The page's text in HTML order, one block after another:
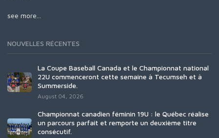
see more...
NOUVELLES RÉCENTES
La Coupe Baseball Canada et le Championnat national
22U commenceront cette semaine à Tecumseh et à
Summerside.
August 04, 2026
Championnat canadien féminin 19U : le Québec réalise
un parcours parfait et remporte un deuxième titre
consécutif.